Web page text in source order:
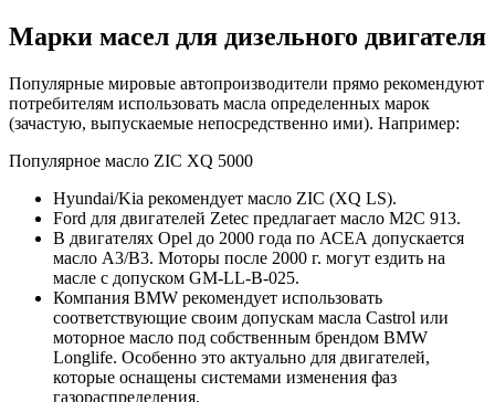
Марки масел для дизельного двигателя
Популярные мировые автопроизводители прямо рекомендуют
потребителям использовать масла определенных марок
(зачастую, выпускаемые непосредственно ими). Например:
Популярное масло ZIC XQ 5000
Hyundai/Kia рекомендует масло ZIC (XQ LS).
Ford для двигателей Zetec предлагает масло М2С 913.
В двигателях Opel до 2000 года по АСЕА допускается
масло A3/B3. Моторы после 2000 г. могут ездить на
масле с допуском GM-LL-B-025.
Компания BMW рекомендует использовать
соответствующие своим допускам масла Castrol или
моторное масло под собственным брендом BMW
Longlife. Особенно это актуально для двигателей,
которые оснащены системами изменения фаз
газораспределения.